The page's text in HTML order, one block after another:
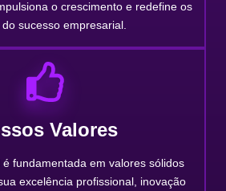
o crescimento e redefine os
sucesso empresarial.
Valores
é fundamentada em valores sólidos
excelência profissional, inovação